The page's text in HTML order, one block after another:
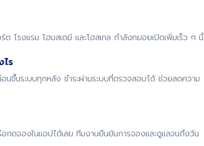
รงแรม โฮมสเตย์ และโฮสเทล กำลังทยอยเปิดเพิ่มเร็ว ๆ นี้
ร
ขึ้นระบบทุกหลัง ชำระผ่านระบบที่ตรวจสอบได้ ช่วยลดความ
ดจองในแอปได้เลย ทีมงานยืนยันการจองและดูแลจนถึงวัน